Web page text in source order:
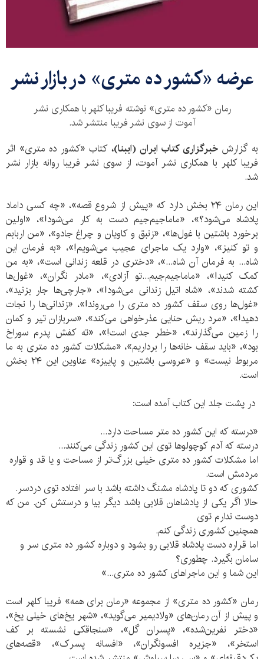
عرضه «کشور ده متری» در بازار نشر
رمان «کشور ده متری» نوشته فریبا کلهر با همکاری نشر
آموت از سوی نشر فریبا منتشر شد.
به گزارشخبرگزاری کتاب ایران (ایبنا)، کتاب «کشور ده متری» اثر
فریبا کلهر با همکاری نشر آموت، از سوی نشر فریبا روانه بازار نشر
شد.
این رمان ۲۴ بخش دارد که «پیش از شروع قصه»، «چه کسی داماد
پادشاه می‌شود؟»، «ماماجیم‌جیم دست به کار می‌شود!»، «اولین
برخورد باشتین با غول‌ها»، «زنبق و کاویان و چراغ جادو»، «من اربابم
و تو کنیز»، «وارد یک ماجرای عجیب می‌شویم!»، «به فرمان این
شاه... به فرمان آن شاه...»، «دختری در قلعه زندانی است»، «به من
کمک کنید!»، «ماماجیم‌جیم...تو آزادی»، «مادر نگران»، «غول‌ها
کشته شدند»، «شاه اتیل زندانی می‌شود!»، «جارچی‌ها جار بزنید»،
«غول‌ها روی سقف کشور ده متری را می‌روند!»، «زندانی‌ها را نجات
دهید!»، «مرد ریش حنایی عذرخواهی می‌کند»، «سربازان تیر و کمان
را زمین می‌گذارند»، «خطر جدی است!»، «ته کفش پدرم سوراخ
بود»، «باید سقف خانه‌ها را برداریم»، «مشکلات کشور ده متری به ما
مربوط نیست» و «عروسی باشتین و پاییزه» عناوین این ۲۴ بخش
است.
در پشت جلد این کتاب آمده است:
«درسته که این کشور ده متر مساحت دارد...
درسته که آدم کوچولوها توی این کشور زندگی می‌کنند...
اما مشکلات کشور ده متری خیلی بزرگ‌تر از مساحت و یا قد و قواره
مردمش است.
کشوری که دو تا پادشاه مشنگ داشته باشد با سر افتاده توی دردسر.
حالا اگر یکی از پادشاهان قلابی باشد دیگر بیا و درستش کن. من که
دوست ندارم توی
همچنین کشوری زندگی کنم.
اما قراره دست پادشاه قلابی رو بشود و دوباره کشور ده متری سر و
سامان بگیرد. چطوری؟
این شما و این ماجراهای کشور ده متری...»
رمان «کشور ده متری» از مجموعه‌ «رمان برای همه» فریبا کلهر است
و پیش از آن رمان‌های «ولادیمیر می‌گوید»، «شهر یخ‌های خیلی یخ»،
«دختر نفرین‌شده»، «پسران گل»، «سنجاقکی نشسته بر کف
استخر»، «جزیره افسونگران»، «افسانه پسرک»، «قصه‌های